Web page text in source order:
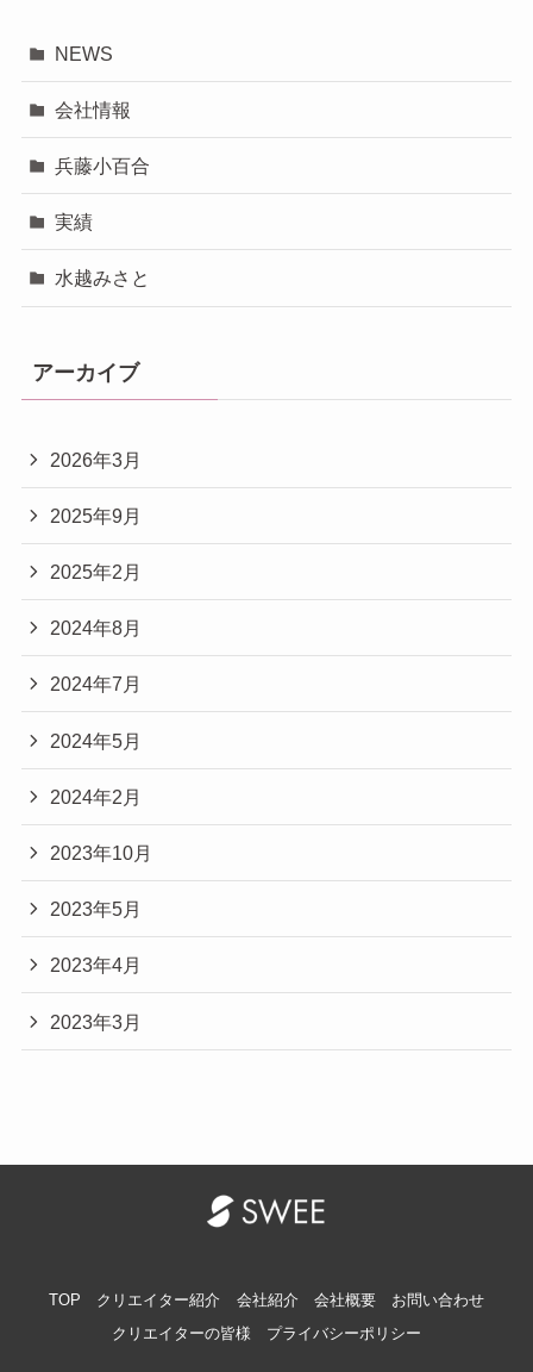
NEWS
会社情報
兵藤小百合
実績
水越みさと
アーカイブ
2026年3月
2025年9月
2025年2月
2024年8月
2024年7月
2024年5月
2024年2月
2023年10月
2023年5月
2023年4月
2023年3月
TOP クリエイター紹介 会社紹介 会社概要
お問い合わせ
クリエイターの皆様
プライバシーポリシー